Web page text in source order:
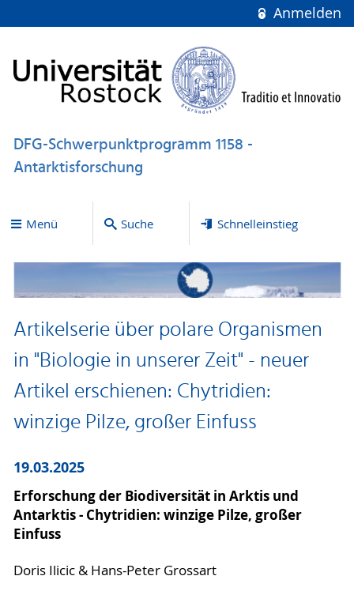
Anmelden
DFG-Schwerpunktprogramm 1158 -
Antarktisforschung
Menü Suche Schnelleinstieg
Artikelserie über polare Organismen
in "Biologie in unserer Zeit" - neuer
Artikel erschienen: Chytridien:
winzige Pilze, großer Einfuss
19.03.2025
Erforschung der Biodiversität in Arktis und
Antarktis - Chytridien: winzige Pilze, großer
Einfuss
Doris Ilicic & Hans-Peter Grossart